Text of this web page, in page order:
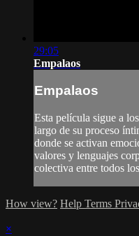
29:05
Empalaos
Empalaos
Esta película sigue a
largo de su proceso
donde se activan
valores y lenguajes
colectiva entre todos
How view? Help Terms
×